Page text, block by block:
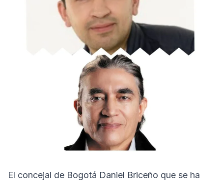
El concejal de Bogotá Daniel Briceño que se ha